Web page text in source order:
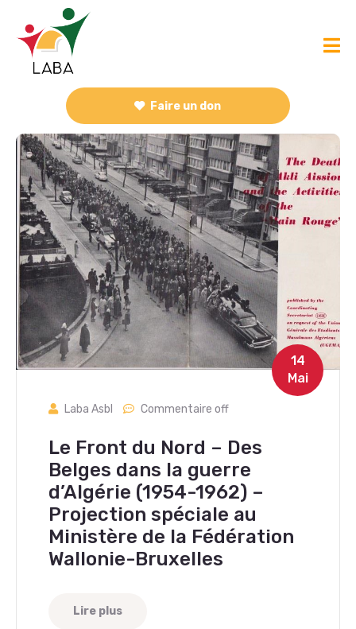
Faire un don
14
Mai
Laba Asbl Commentaire off
Le Front du Nord – Des
Belges dans la guerre
d’Algérie (1954-1962) –
Projection spéciale au
Ministère de la Fédération
Wallonie-Bruxelles
Lire plus